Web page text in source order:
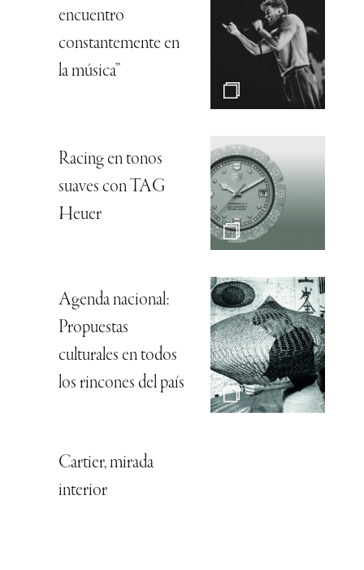
encuentro
constantemente en
la música”
Racing en tonos
suaves con TAG
Heuer
Agenda nacional:
Propuestas
culturales en todos
los rincones del país
Cartier, mirada
interior